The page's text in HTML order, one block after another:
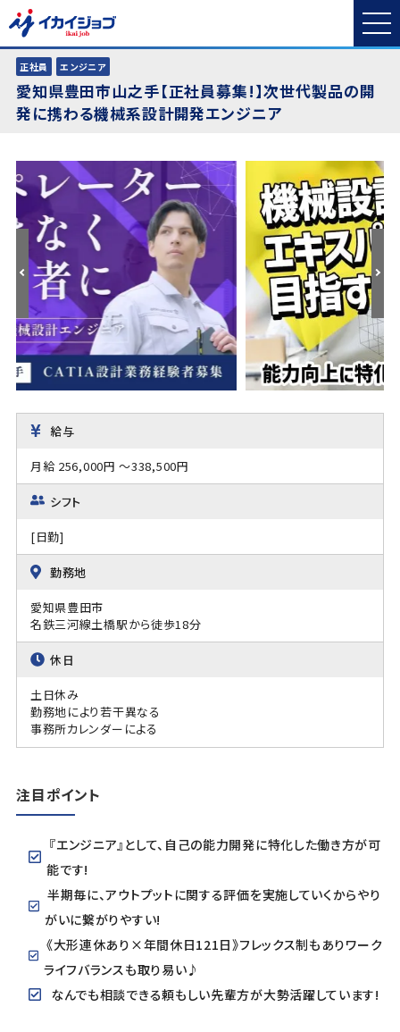
正社員 エンジニア
愛知県豊田市山之手【正社員募集!】次世代製品の開
発に携わる機械系設計開発エンジニア
給与
月給 256,000円 ～338,500円
シフト
[日勤]
勤務地
愛知県豊田市
名鉄三河線土橋駅から徒歩18分
休日
土日休み
勤務地により若干異なる
事務所カレンダーによる
注目ポイント
『エンジニア』として、自己の能力開発に特化した働き方が可
能です!
半期毎に、アウトプットに関する評価を実施していくからやり
がいに繋がりやすい!
《大形連休あり×年間休日121日》フレックス制もありワーク
ライフバランスも取り易い♪
なんでも相談できる頼もしい先輩方が大勢活躍しています!